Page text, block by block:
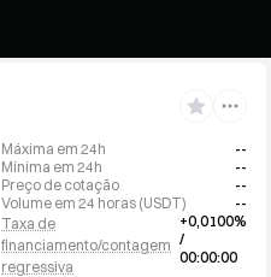
Máxima em 24h
--
Mínima em 24h
--
Preço de cotação
--
Volume em 24 horas (USDT)
--
Taxa de
financiamento/contagem
regressiva
+0,0100%
/
00:00:00